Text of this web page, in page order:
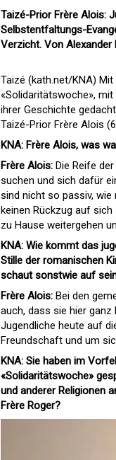
Taizé-Prior Frère Alois:
Selbstentfaltungs-
Verzicht. Von
Taizé (kath.net/KNA)
«Solidaritätswoche»,
ihrer Geschichte
Taizé-Prior Frère Alois
KNA: Frère Alois, was
Frère Alois: Die Reife
suchen und sich dafür
sind nicht so passiv, wie
keinen Rückzug auf
zu Hause weitergehen
KNA: Wie kommt das
Stille der romanischen
schaut sonstwie auf
Frère Alois: Bei den
auch, dass sie hier
Jugendliche heute auf
Freundschaft und um
KNA: Sie haben im
«Solidaritätswoche»
und anderer Religionen
Frère Roger?